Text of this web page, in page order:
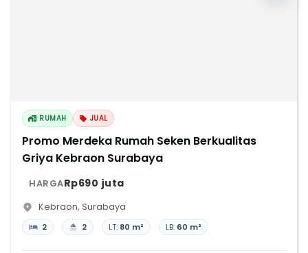
RUMAH JUAL
Promo Merdeka Rumah Seken Berkualitas
Griya Kebraon Surabaya
HARGARp690 juta
Kebraon, Surabaya
2 2 LT: 80 m² LB: 60 m²